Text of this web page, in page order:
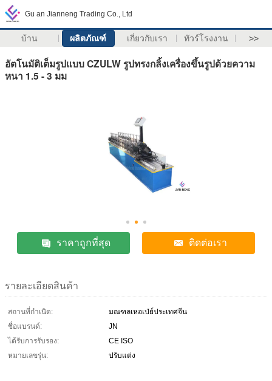
Gu an Jianneng Trading Co., Ltd
บ้าน ผลิตภัณฑ์ เกี่ยวกับเรา ทัวร์โรงงาน >>
อัตโนมัติเต็มรูปแบบ CZULW รูปทรงกลิ้งเครื่องขึ้นรูปด้วยความ
หนา 1.5 - 3 มม
ราคาถูกที่สุด ติดต่อเรา
รายละเอียดสินค้า
สถานที่กำเนิด:
มณฑลเหอเป่ย์ประเทศจีน
ชื่อแบรนด์:
JN
ได้รับการรับรอง:
CE ISO
หมายเลขรุ่น:
ปรับแต่ง